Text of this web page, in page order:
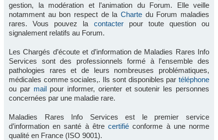
gestion, la modération et l’animation du Forum. Elle veille
notamment au bon respect de la Charte du Forum maladies
rares. Vous pouvez la contacterpour toute question ou
signalement relatifs au Forum.
Les Chargés d’écoute et d’information de Maladies Rares Info
Services sont des professionnels formé à l’ensemble des
pathologies rares et de leurs nombreuses problématiques,
médicales comme sociales,. Ils sont disponibles par téléphone
ou par mailpour informer, orienter et soutenir les personnes
concernées par une maladie rare.
Maladies Rares Info Services est le premier service
d’information en santé à êtrecertifié conforme à une norme
qualité en France (ISO 9001).